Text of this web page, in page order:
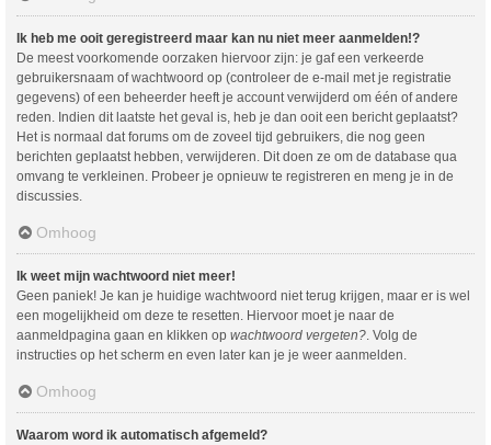
Ik heb me ooit geregistreerd maar kan nu niet meer aanmelden!?
De meest voorkomende oorzaken hiervoor zijn: je gaf een verkeerde
gebruikersnaam of wachtwoord op (controleer de e-mail met je registratie
gegevens) of een beheerder heeft je account verwijderd om één of andere
reden. Indien dit laatste het geval is, heb je dan ooit een bericht geplaatst?
Het is normaal dat forums om de zoveel tijd gebruikers, die nog geen
berichten geplaatst hebben, verwijderen. Dit doen ze om de database qua
omvang te verkleinen. Probeer je opnieuw te registreren en meng je in de
discussies.
Omhoog
Ik weet mijn wachtwoord niet meer!
Geen paniek! Je kan je huidige wachtwoord niet terug krijgen, maar er is wel
een mogelijkheid om deze te resetten. Hiervoor moet je naar de
aanmeldpagina gaan en klikken op wachtwoord vergeten? . Volg de
instructies op het scherm en even later kan je je weer aanmelden.
Omhoog
Waarom word ik automatisch afgemeld?